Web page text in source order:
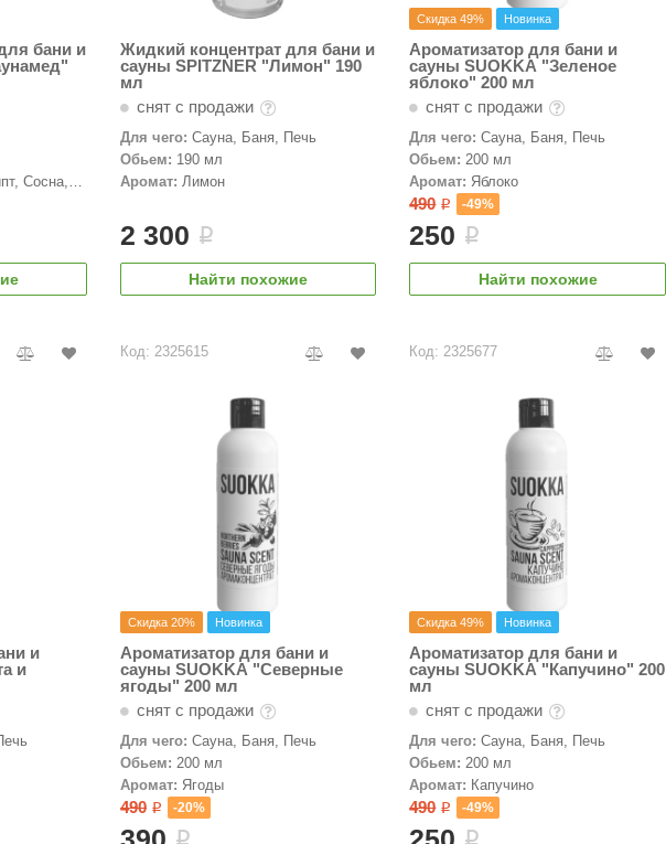
бани и
Сосна,
Жидкий концентрат для бани и
сауны SPITZNER "Лимон" 190
мл
снят с продажи
Для чего: Сауна, Баня, Печь
Обьем: 190 мл
Аромат: Лимон
2 300 i
Найти похожие
Скидка 49% Новинка
Ароматизатор для бани и
сауны SUOKKA "Зеленое
яблоко" 200 мл
снят с продажи
Для чего: Сауна, Баня, Печь
Обьем: 200 мл
Аромат: Яблоко
490 i -49%
250 i
Найти похожие
и
и
Код: 2325615
Скидка 20% Новинка
Ароматизатор для бани и
сауны SUOKKA "Северные
ягоды" 200 мл
снят с продажи
Для чего: Сауна, Баня, Печь
Обьем: 200 мл
Аромат: Ягоды
490 i -20%
i
Код: 2325677
Скидка 49% Новинка
Ароматизатор для бани и
сауны SUOKKA "Капучино" 200
мл
снят с продажи
Для чего: Сауна, Баня, Печь
Обьем: 200 мл
Аромат: Капучино
490 i -49%
i